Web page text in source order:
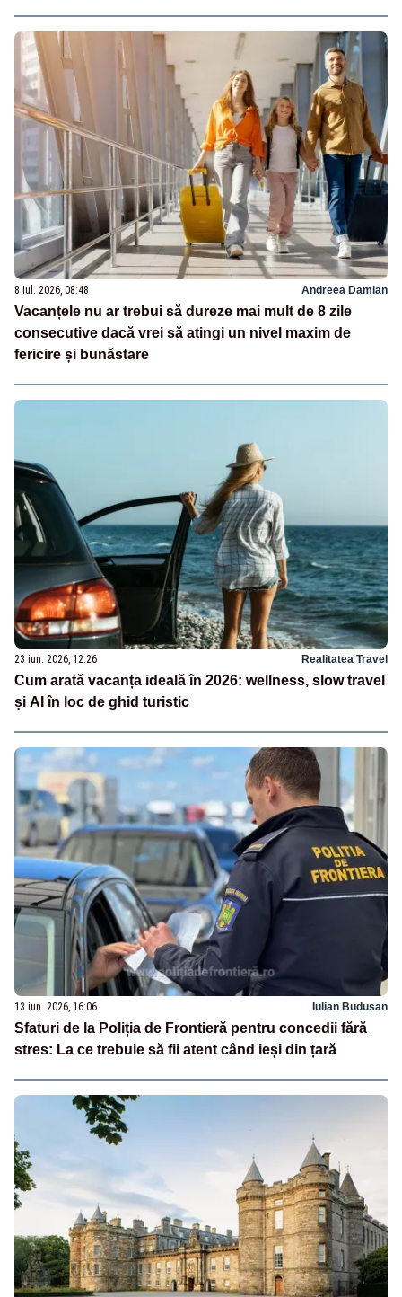
8 iul. 2026, 08:48 Andreea Damian
Vacanțele nu ar trebui să dureze mai mult de 8 zile
consecutive dacă vrei să atingi un nivel maxim de
fericire și bunăstare
23 iun. 2026, 12:26 Realitatea Travel
Cum arată vacanța ideală în 2026: wellness, slow travel
și AI în loc de ghid turistic
13 iun. 2026, 16:06 Iulian Budusan
Sfaturi de la Poliția de Frontieră pentru concedii fără
stres: La ce trebuie să fii atent când ieși din țară